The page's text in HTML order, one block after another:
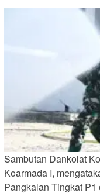
Sambutan Dankolat
Koarmada I,
Pangkalan Tingkat